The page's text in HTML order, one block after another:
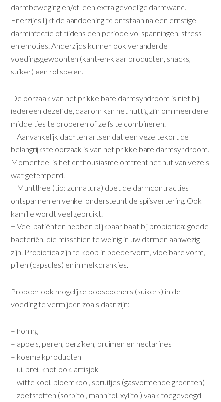
darmbeweging en/of een extra gevoelige darmwand.
Enerzijds lijkt de aandoening te ontstaan na een ernstige
darminfectie of tijdens een periode vol spanningen, stress
en emoties. Anderzijds kunnen ook veranderde
voedingsgewoonten (kant-en-klaar producten, snacks,
suiker) een rol spelen.
De oorzaak van het prikkelbare darmsyndroom is niet bij
iedereen dezelfde, daarom kan het nuttig zijn om meerdere
middeltjes te proberen of zelfs te combineren.
+ Aanvankelijk dachten artsen dat een vezeltekort de
belangrijkste oorzaak is van het prikkelbare darmsyndroom.
Momenteel is het enthousiasme omtrent het nut van vezels
wat getemperd.
+ Muntthee (tip: zonnatura) doet de darmcontracties
ontspannen en venkel ondersteunt de spijsvertering. Ook
kamille wordt veel gebruikt.
+ Veel patiënten hebben blijkbaar baat bij probiotica: goede
bacteriën, die misschien te weinig in uw darmen aanwezig
zijn. Probiotica zijn te koop in poedervorm, vloeibare vorm,
pillen (capsules) en in melkdrankjes.
Probeer ook mogelijke boosdoeners (suikers) in de
voeding te vermijden zoals daar zijn:
– honing
– appels, peren, perziken, pruimen en nectarines
– koemelkproducten
– ui, prei, knoflook, artisjok
– witte kool, bloemkool, spruitjes (gasvormende groenten)
– zoetstoffen (sorbitol, mannitol, xylitol) vaak toegevoegd